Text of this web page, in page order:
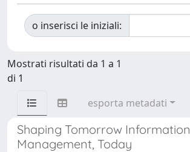
o inserisci le iniziali:
Mostrati risultati da 1 a 1
di 1
esporta metadati
Shaping Tomorrow Information
Management, Today